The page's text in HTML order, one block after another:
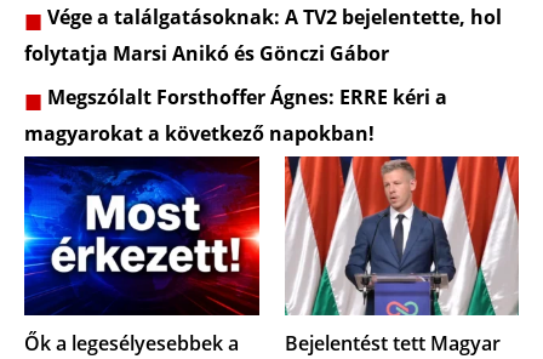
Vége a találgatásoknak: A TV2 bejelentette, hol
folytatja Marsi Anikó és Gönczi Gábor
Megszólalt Forsthoffer Ágnes: ERRE kéri a
magyarokat a következő napokban!
Ők a legesélyesebbek a
Bejelentést tett Magyar